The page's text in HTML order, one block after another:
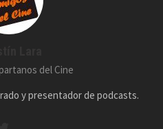
del Cine
y presentador de podcasts.